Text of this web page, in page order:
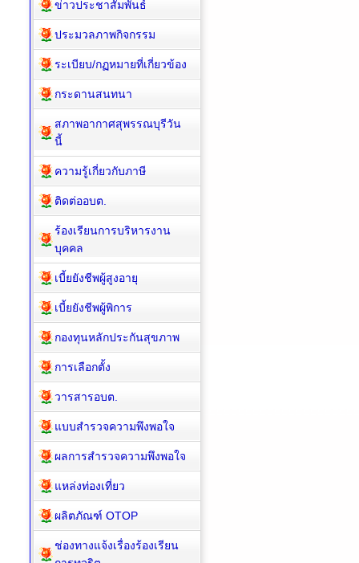
ข่าวประชาสัมพันธ์
ประมวลภาพกิจกรรม
ระเบียบ/กฏหมายที่เกี่ยวข้อง
กระดานสนทนา
สภาพอากาศสุพรรณบุรีวัน
นี้
ความรู้เกี่ยวกับภาษี
ติดต่ออบต.
ร้องเรียนการบริหารงาน
บุคคล
เบี้ยยังชีพผู้สูงอายุ
เบี้ยยังชีพผู้พิการ
กองทุนหลักประกันสุขภาพ
การเลือกตั้ง
วารสารอบต.
แบบสำรวจความพึงพอใจ
ผลการสำรวจความพึงพอใจ
แหล่งท่องเที่ยว
ผลิตภัณฑ์ OTOP
ช่องทางแจ้งเรื่องร้องเรียน